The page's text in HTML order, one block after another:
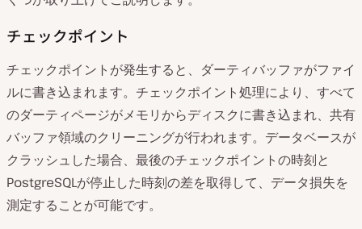
チェックポイント
チェックポイントが発生すると、ダーティバッファがファイ
ルに書き込まれます。チェックポイント処理により、すべて
のダーティページがメモリからディスクに書き込まれ、共有
バッファ領域のクリーニングが行われます。データベースが
クラッシュした場合、最後のチェックポイントの時刻と
PostgreSQLが停止した時刻の差を取得して、データ損失を
測定することが可能です。